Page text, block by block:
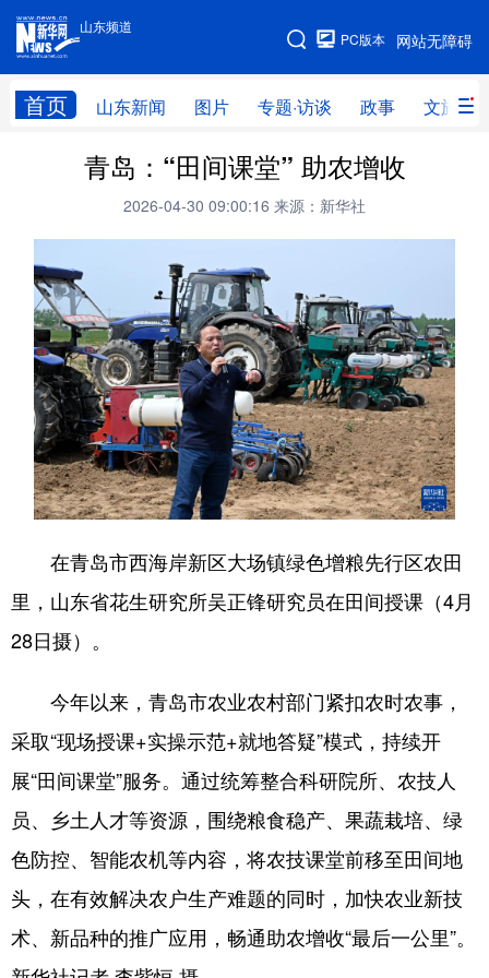
山东频道
网站无障碍
PC版本
首页 山东新闻 图片 专题·访谈 政事 文旅
手机版
网站地图
学习进行时 高层 时政 人事
财经 网评
科技 科普 体育
健康 军事 访谈 视频
图片 中央文件 金融 汽车
食品 人居 信息化 乡村振兴
溯源中国 城市 旅游 能源
悦读 公益 书画 一带一路
地方频道
首页 山东新闻 图片 专题·访谈
文娱 融媒秀 地市 科教
健康 微视齐鲁
青岛：“田间课堂” 助农增收
2026-04-30 09:00:16 来源：新华社
在青岛市西海岸新区大场镇绿色增粮先行区农田
里，山东省花生研究所吴正锋研究员在田间授课（4月
28日摄）。
今年以来，青岛市农业农村部门紧扣农时农事，
采取“现场授课+实操示范+就地答疑”模式，持续开
展“田间课堂”服务。通过统筹整合科研院所、农技人
员、乡土人才等资源，围绕粮食稳产、果蔬栽培、绿
色防控、智能农机等内容，将农技课堂前移至田间地
头，在有效解决农户生产难题的同时，加快农业新技
术、新品种的推广应用，畅通助农增收“最后一公里”。